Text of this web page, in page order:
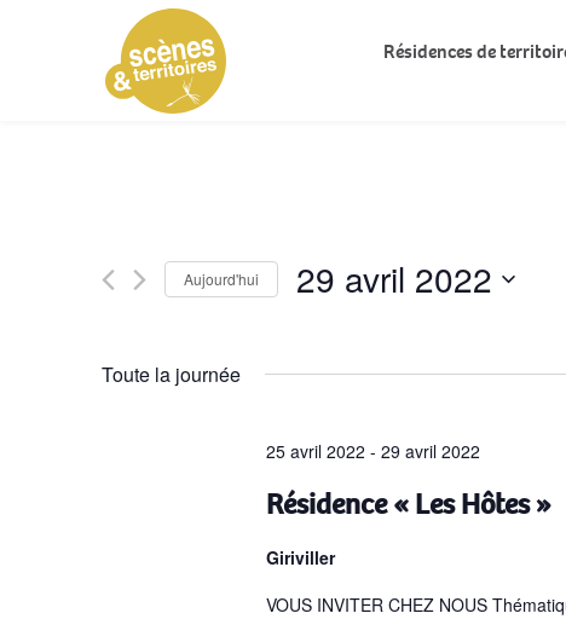
Résidences de
Aujourd'hui 29 avril 2022
date.
Toute la journée
25 avril 2022 - 29 avril 2022
Résidence « Les Hôtes »
Giriviller
VOUS INVITER CHEZ NOUS